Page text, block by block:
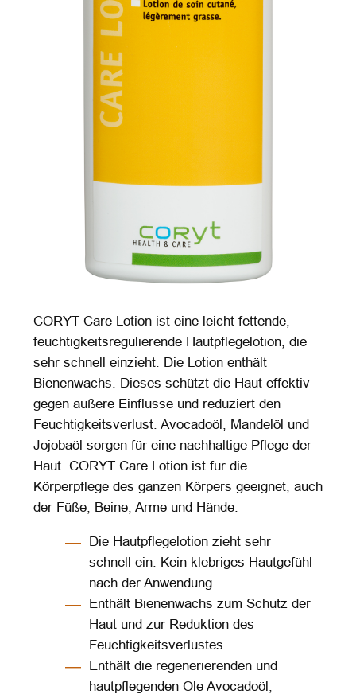
CORYT Care Lotion ist eine leicht fettende,
feuchtigkeitsregulierende Hautpflegelotion, die
sehr schnell einzieht. Die Lotion enthält
Bienenwachs. Dieses schützt die Haut effektiv
gegen äußere Einflüsse und reduziert den
Feuchtigkeitsverlust. Avocadoöl, Mandelöl und
Jojobaöl sorgen für eine nachhaltige Pflege der
Haut. CORYT Care Lotion ist für die
Körperpflege des ganzen Körpers geeignet, auch
der Füße, Beine, Arme und Hände.
Die Hautpflegelotion zieht sehr
schnell ein. Kein klebriges Hautgefühl
nach der Anwendung
Enthält Bienenwachs zum Schutz der
Haut und zur Reduktion des
Feuchtigkeitsverlustes
Enthält die regenerierenden und
hautpflegenden Öle Avocadoöl,